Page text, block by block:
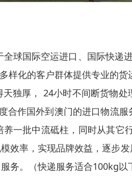
国际空运进口、国际快递
化的客户群体提供专业的
独厚， 24小时不间断货物
作国外到澳门的进口物流
一批中流砥柱，同时从其
效率，实现品牌效益，逐步
务。（快递服务适合100kg以